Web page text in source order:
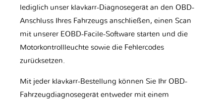
lediglich unser klavkarr-Diagnosegerät an den OBD-
Anschluss Ihres Fahrzeugs anschließen, einen Scan
mit unserer EOBD-Facile-Software starten und die
Motorkontrollleuchte sowie die Fehlercodes
zurücksetzen.
Mit jeder klavkarr-Bestellung können Sie Ihr OBD-
Fahrzeugdiagnosegerät entweder mit einem